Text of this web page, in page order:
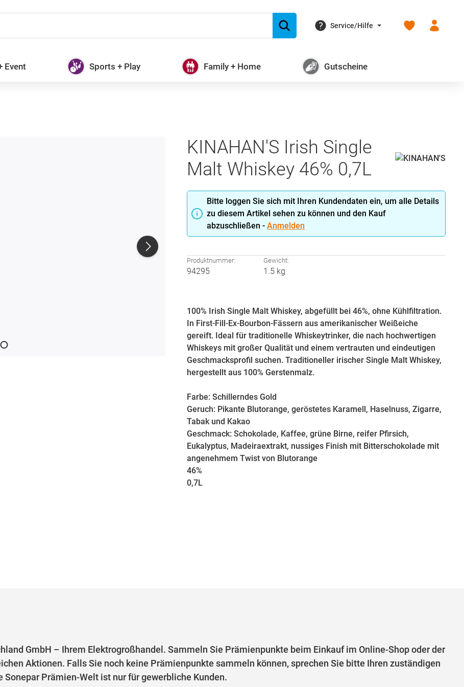
Service/Hilfe
Du hast 0
Event Sports + Play Family + Home Gutscheine
KINAHAN'S Irish Single
Malt Whiskey 46% 0,7L
Bitte loggen Sie sich mit Ihren Kundendaten ein, um alle Details
zu diesem Artikel sehen zu können und den Kauf
abzuschließen -Anmelden
Produktnummer:
94295
Gewicht:
1.5 kg
100% Irish Single Malt Whiskey, abgefüllt bei 46%, ohne Kühlfiltration.
In First-Fill-Ex-Bourbon-Fässern aus amerikanischer Weißeiche
gereift. Ideal für traditionelle Whiskeytrinker, die nach hochwertigen
Whiskeys mit großer Qualität und einem vertrauten und eindeutigen
Geschmacksprofil suchen. Traditioneller irischer Single Malt Whiskey,
hergestellt aus 100% Gerstenmalz.
Farbe: Schillerndes Gold
Geruch: Pikante Blutorange, geröstetes Karamell, Haselnuss, Zigarre,
Tabak und Kakao
Geschmack: Schokolade, Kaffee, grüne Birne, reifer Pfirsich,
Eukalyptus, Madeiraextrakt, nussiges Finish mit Bitterschokolade mit
angenehmem Twist von Blutorange
46%
0,7L
GmbH – Ihrem Elektrogroßhandel. Sammeln Sie Prämienpunkte beim Einkauf im Online-Shop oder der
Aktionen. Falls Sie noch keine Prämienpunkte sammeln können, sprechen Sie bitte Ihren zuständigen
Prämien-Welt ist nur für gewerbliche Kunden.